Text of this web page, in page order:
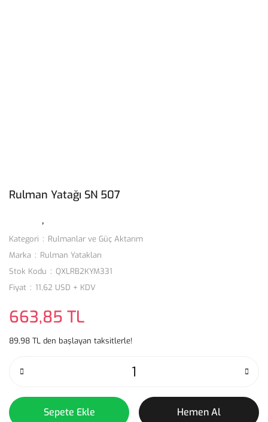
Rulman Yatağı SN 507
Kategori
Rulmanlar ve Güç Aktarım
Marka
Rulman Yatakları
Stok Kodu
QXLRB2KYM331
Fiyat
11,62 USD + KDV
663,85 TL
89,98 TL den başlayan taksitlerle!
Sepete Ekle Hemen Al